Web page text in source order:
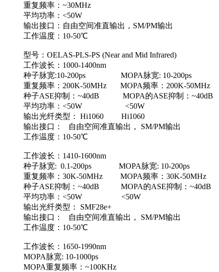
重复频率：~30MHz
平均功率：<50W
输出接口：自由空间准直输出，SM/PM输出
工作温度：10-50℃
型号：OELAS-PLS-PS (Near and Mid Infrared)
工作波长：1000-1400nm
种子脉宽:10-200ps MOPA脉宽: 10-200ps
重复频率：200K-50MHz MOPA频率：200K-50MHz
种子ASE抑制：~40dB MOPA的ASE抑制：~40dB
平均功率：<50W <50W
输出光纤类型： Hi1060 Hi1060
输出接口： 自由空间准直输出， SM/PM输出
工作温度：10-50℃
工作波长：1410-1600nm
种子脉宽: 0.1-200ps MOPA脉宽: 10-200ps
重复频率：30K-50MHz MOPA频率：30K-50MHz
种子ASE抑制：~40dB MOPA的ASE抑制：~40dB
平均功率：<50W <50W
输出光纤类型： SMF28e+
输出接口： 自由空间准直输出， SM/PM输出
工作温度：10-50℃
工作波长：1650-1990nm
MOPA脉宽: 10-1000ps
MOPA重复频率：~100KHz